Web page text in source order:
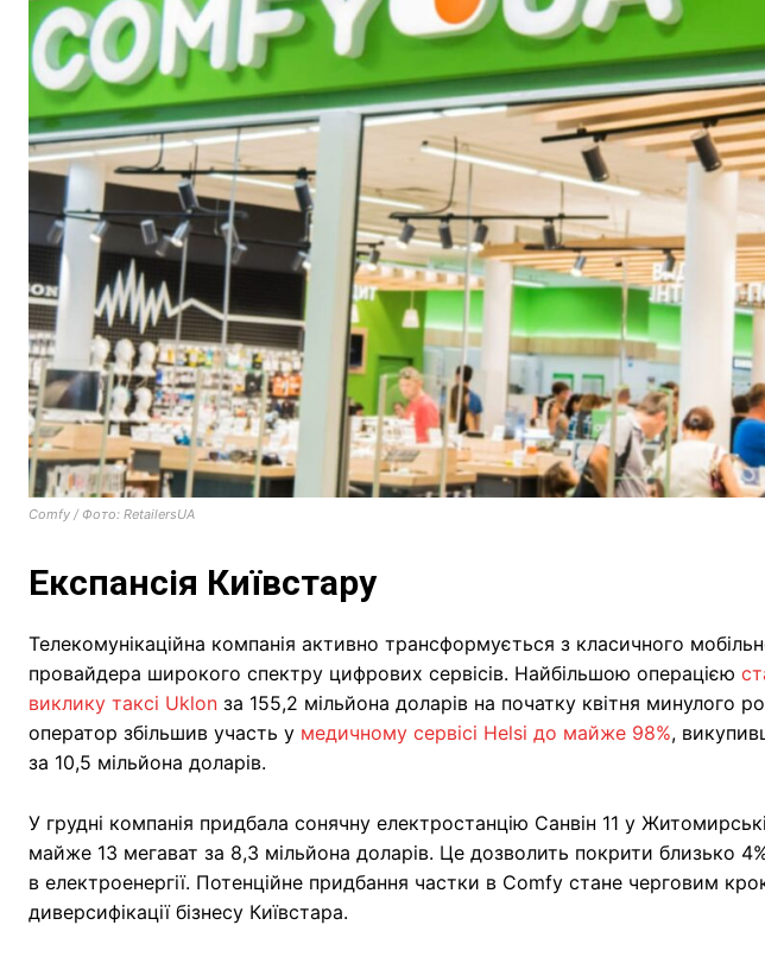
Comfy / Фото: RetailersUA
Експансія Київстару
Телекомунікаційна компанія активно трансформується з класичного
провайдера широкого спектру цифрових сервісів. Найбільшою операцією
виклику таксі Uklon за 155,2 мільйона доларів на початку квітня минулого
оператор збільшив участь у медичному сервісі Helsi до майже 98%,
за 10,5 мільйона доларів.
У грудні компанія придбала сонячну електростанцію Санвін 11 у
майже 13 мегават за 8,3 мільйона доларів. Це дозволить покрити близько
в електроенергії. Потенційне придбання частки в Comfy стане черговим
диверсифікації бізнесу Київстара.